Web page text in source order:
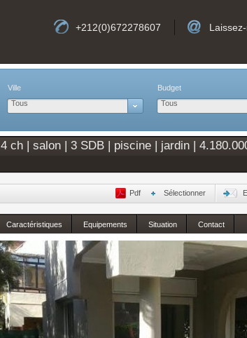
+212(0)672278607
Ville
Tous
Budget
Tous
ch | salon | 3 SDB | piscine | jardin |
Pdf Sélectionner
Caractéristiques Equipements Situation Contact